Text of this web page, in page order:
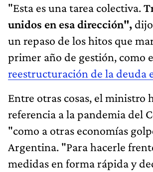
"Esta es una tarea colectiva.
unidos en esa dirección",
un repaso de los hitos que
primer año de gestión, como
reestructuración de la deuda
Entre otras cosas, el ministro
referencia a la pandemia del
"como a otras economías
Argentina. "Para hacerle
medidas en forma rápida y